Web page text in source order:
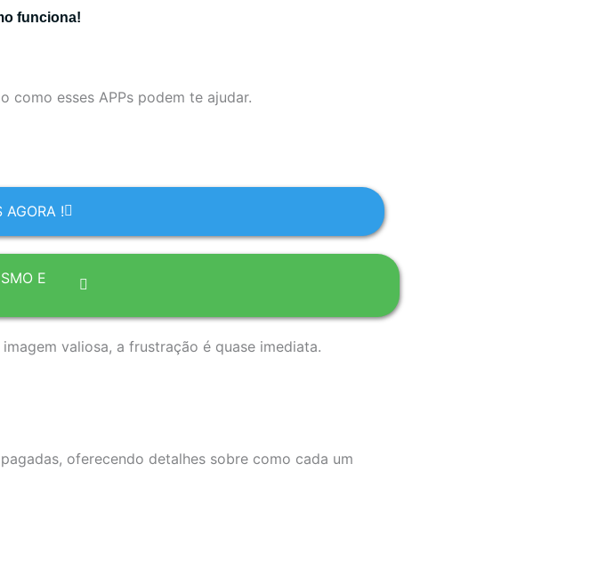
funciona!
como esses APPs podem te ajudar.
AGORA !
E
valiosa, a frustração é quase imediata.
oferecendo detalhes sobre como cada um